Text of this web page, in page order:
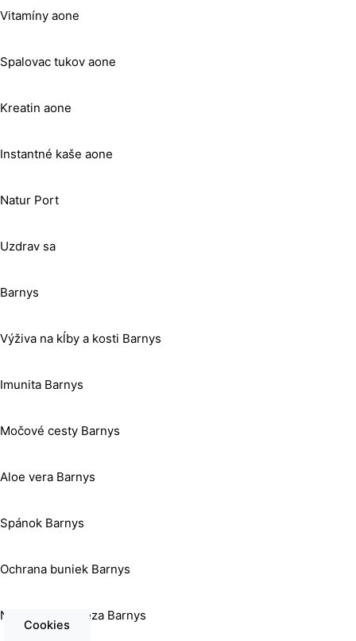
Vitamíny aone
Spalovac tukov aone
Kreatin aone
Instantné kaše aone
Natur Port
Uzdrav sa
Barnys
Výživa na kĺby a kosti Barnys
Imunita Barnys
Močové cesty Barnys
Aloe vera Barnys
Spánok Barnys
Ochrana buniek Barnys
Nedostatok železa Barnys
Cookies